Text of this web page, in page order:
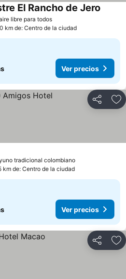
libre para todos
El Rancho de Jero
km de: Centro de la ciudad
Ver precios
Compartir
tradicional colombiano
km de: Centro de la ciudad
Ver precios
Compartir